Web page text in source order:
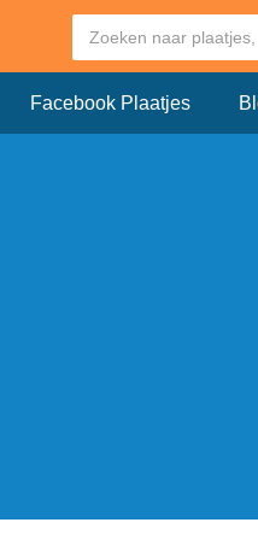
Facebook Plaatjes